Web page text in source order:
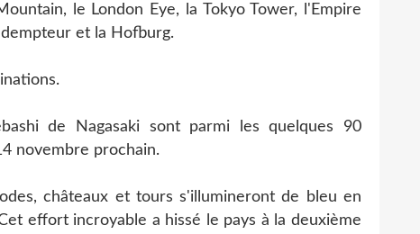
le London Eye, la Tokyo Tower, l'Empire
et la Hofburg.
de Nagasaki sont parmi les quelques 90
novembre prochain.
châteaux et tours s'illumineront de bleu en
effort incroyable a hissé le pays à la deuxième